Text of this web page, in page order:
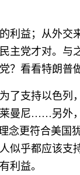
利益；从外交
党才对。与
？看看特朗普
了支持以色列
曼尼……另外
更符合美国
乎都应该支
利益。